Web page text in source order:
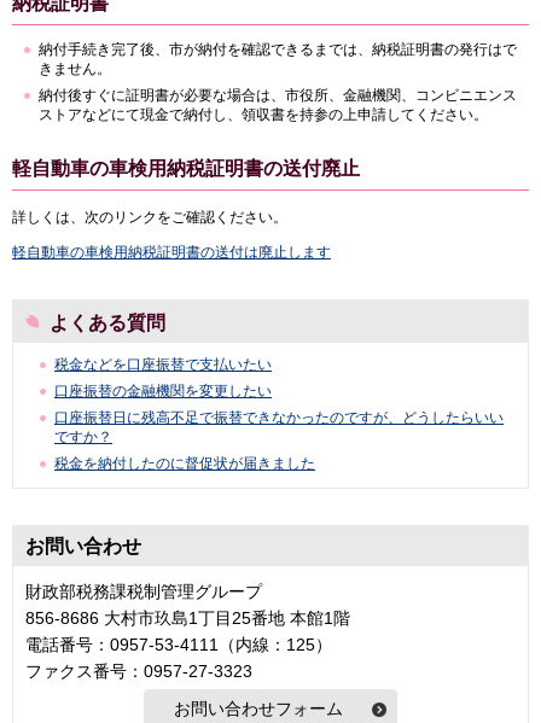
納付手続き完了後、市が納付を確認できるまでは、納税証明書の発行はで
きません。
納付後すぐに証明書が必要な場合は、市役所、金融機関、コンビニエンス
ストアなどにて現金で納付し、領収書を持参の上申請してください。
軽自動車の車検用納税証明書の送付廃止
詳しくは、次のリンクをご確認ください。
軽自動車の車検用納税証明書の送付は廃止します
よくある質問
税金などを口座振替で支払いたい
口座振替の金融機関を変更したい
口座振替日に残高不足で振替できなかったのですが、どうしたらいい
ですか？
税金を納付したのに督促状が届きました
お問い合わせ
財政部税務課税制管理グループ
856-8686 大村市玖島1丁目25番地 本館1階
電話番号：0957-53-4111（内線：125）
ファクス番号：0957-27-3323